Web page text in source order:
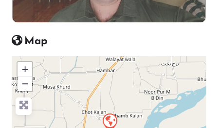
Map
+
−
Press Enter key to search